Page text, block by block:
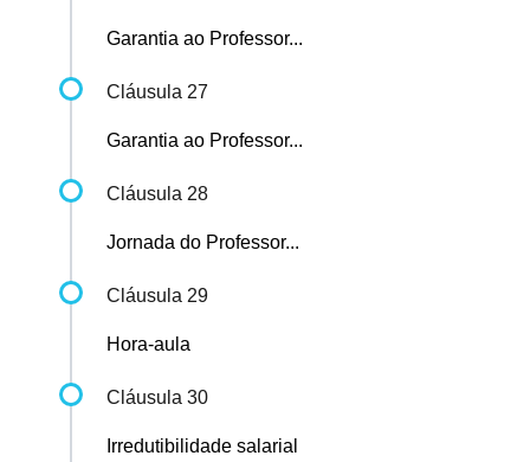
Garantia ao Professor...
Cláusula 27
Garantia ao Professor...
Cláusula 28
Jornada do Professor...
Cláusula 29
Hora-aula
Cláusula 30
Irredutibilidade salarial